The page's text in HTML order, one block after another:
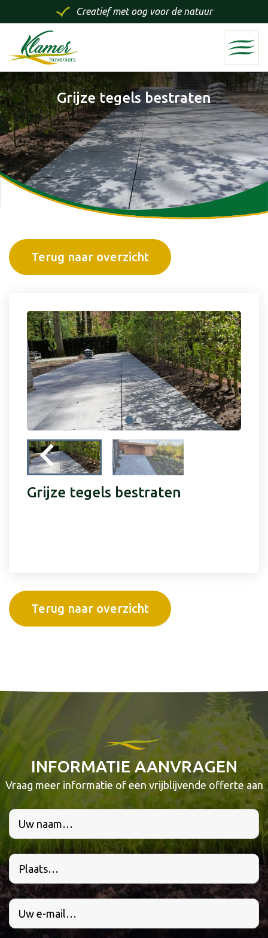
Creatief met oog voor de natuur
Grijze tegels bestraten
Terug naar overzicht
Grijze tegels bestraten
Terug naar overzicht
INFORMATIE AANVRAGEN
Vraag meer informatie of een vrijblijvende offerte aan